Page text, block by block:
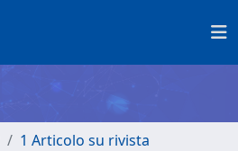
1 Articolo su rivista